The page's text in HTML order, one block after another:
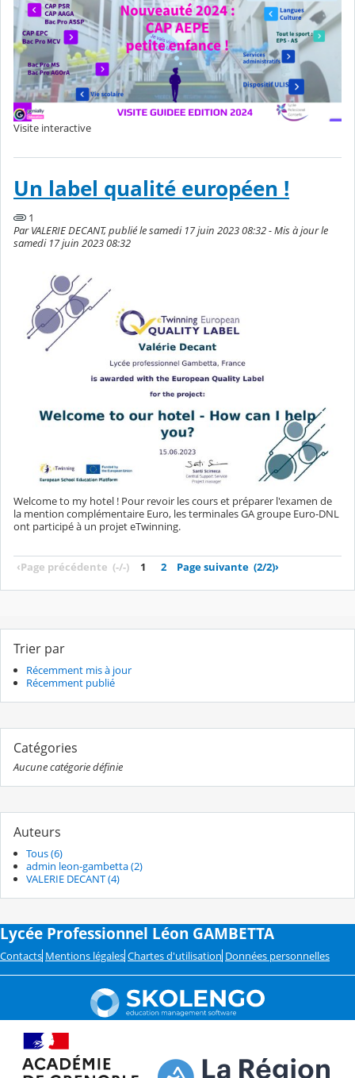
Visite interactive
Un label qualité européen !
1
Par VALERIE DECANT, publié le samedi 17 juin 2023 08:32 - Mis à jour le
samedi 17 juin 2023 08:32
Welcome to my hotel ! Pour revoir les cours et préparer l'examen de
la mention complémentaire Euro, les terminales GA groupe Euro-DNL
ont participé à un projet eTwinning.
‹Page précédente (-/-) 1 2 Page suivante (2/2)›
Trier par
Récemment mis à jour
Récemment publié
Catégories
Aucune catégorie définie
Auteurs
Tous (6)
admin leon-gambetta (2)
VALERIE DECANT (4)
Lycée Professionnel Léon GAMBETTA
Contacts Mentions légales Chartes d'utilisation Données personnelles